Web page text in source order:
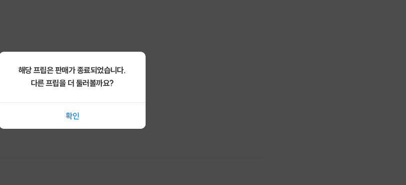
해당 프립은 판매가 종료되었습니다.
다른 프립을 더 둘러볼까요?
확인